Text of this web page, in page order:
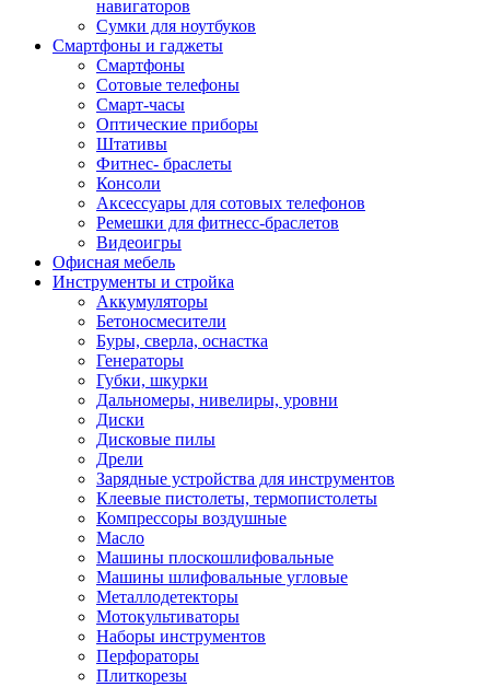
навигаторов
Сумки для ноутбуков
Смартфоны и гаджеты
Смартфоны
Сотовые телефоны
Смарт-часы
Оптические приборы
Штативы
Фитнес- браслеты
Консоли
Аксессуары для сотовых телефонов
Ремешки для фитнесс-браслетов
Видеоигры
Офисная мебель
Инструменты и стройка
Аккумуляторы
Бетоносмесители
Буры, сверла, оснастка
Генераторы
Губки, шкурки
Дальномеры, нивелиры, уровни
Диски
Дисковые пилы
Дрели
Зарядные устройства для инструментов
Клеевые пистолеты, термопистолеты
Компрессоры воздушные
Масло
Машины плоскошлифовальные
Машины шлифовальные угловые
Металлодетекторы
Мотокультиваторы
Наборы инструментов
Перфораторы
Плиткорезы